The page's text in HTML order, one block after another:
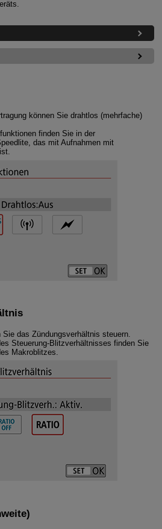
können Sie drahtlos (mehrfache)
finden Sie in der
das mit Aufnahmen mit
das Zündungsverhältnis steuern.
Steuerung-Blitzverhältnisses finden Sie
Makroblitzes.